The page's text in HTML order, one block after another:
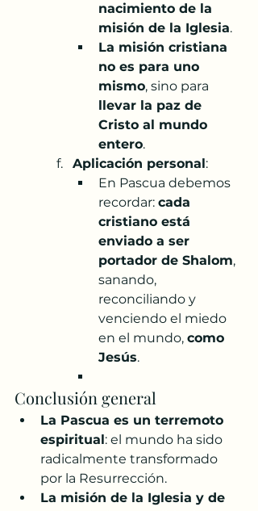
nacimiento de la
misión de la Iglesia.
La misión cristiana
no es para uno
mismo, sino para
llevar la paz de
Cristo al mundo
entero.
Aplicación personal:
En Pascua debemos
recordar: cada
cristiano está
enviado a ser
portador de Shalom,
sanando,
reconciliando y
venciendo el miedo
en el mundo, como
Jesús.
Conclusión general
La Pascua es un terremoto
espiritual: el mundo ha sido
radicalmente transformado
por la Resurrección.
La misión de la Iglesia y de